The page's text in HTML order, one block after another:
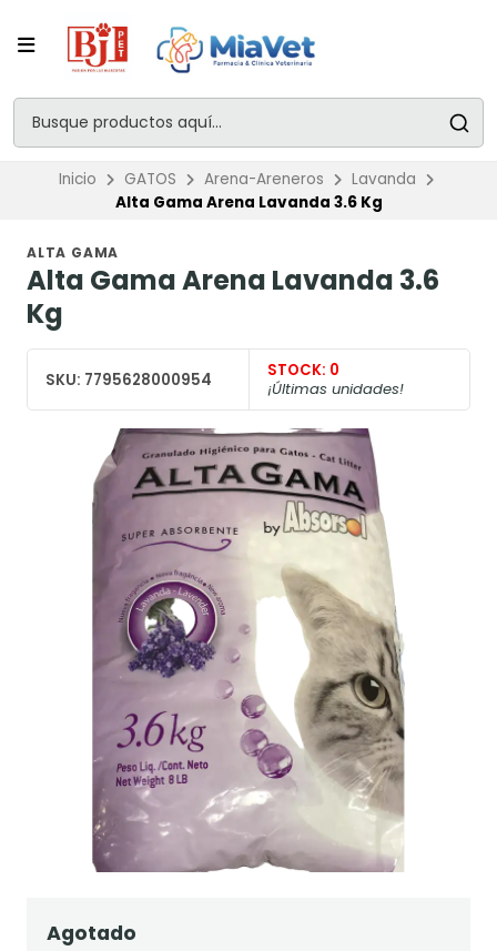
Inicio GATOS Arena-Areneros
Lavanda
Alta Gama Arena Lavanda 3.6 Kg
ALTA GAMA
Alta Gama Arena Lavanda 3.6
Kg
SKU: 7795628000954 STOCK: 0
¡Últimas unidades!
Agotado